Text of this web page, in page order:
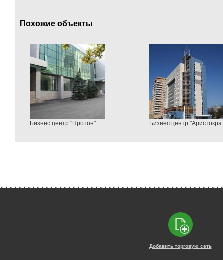
Похожие объекты
Бизнес центр "Протон" Бизнес центр
Добавить торговую сеть